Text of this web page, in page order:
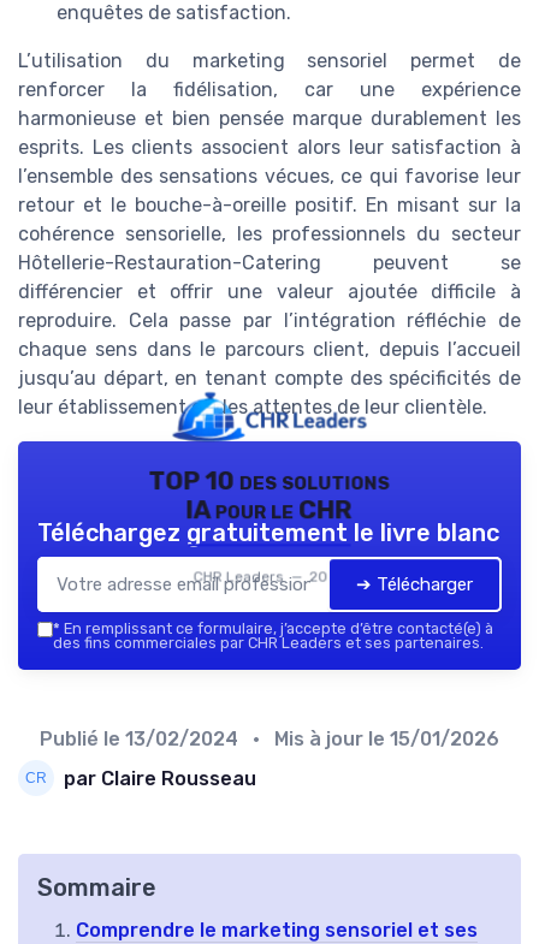
enquêtes de satisfaction.
L’utilisation du marketing sensoriel permet de
renforcer la fidélisation, car une expérience
harmonieuse et bien pensée marque durablement les
esprits. Les clients associent alors leur satisfaction à
l’ensemble des sensations vécues, ce qui favorise leur
retour et le bouche-à-oreille positif. En misant sur la
cohérence sensorielle, les professionnels du secteur
Hôtellerie-Restauration-Catering peuvent se
différencier et offrir une valeur ajoutée difficile à
reproduire. Cela passe par l’intégration réfléchie de
chaque sens dans le parcours client, depuis l’accueil
jusqu’au départ, en tenant compte des spécificités de
leur établissement et des attentes de leur clientèle.
TOP 10 des solutions
IA pour le CHR
CHR Leaders — 2026
Téléchargez gratuitement le livre blanc
➔ Télécharger
* En remplissant ce formulaire, j’accepte d’être contacté(e) à
des fins commerciales par CHR Leaders et ses partenaires.
Publié le 13/02/2024 • Mis à jour le 15/01/2026
par Claire Rousseau
Sommaire
Comprendre le marketing sensoriel et ses